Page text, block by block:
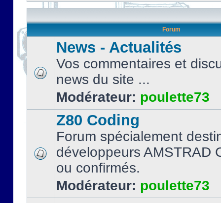
Forum
News - Actualités
Vos commentaires et
news du site ...
Modérateur: poulette73
Z80 Coding
Forum spécialement
développeurs AMSTRAD
ou confirmés.
Modérateur: poulette73